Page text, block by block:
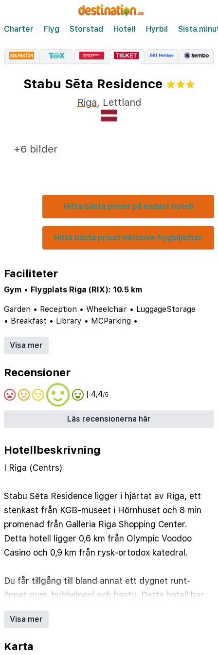
Charter Flyg Storstad Hotell Hyrbil Sista
Stabu Sēta Residence
Riga, Lettland
Hitta bästa priset på endast hotell
Hitta bästa priset inklusive flygbiljetter
+6 bilder
Faciliteter
Gym • Flygplats Riga (RIX): 10.5 km
Garden • Reception • Wheelchair • LuggageStorage
• Breakfast • Library • MCParking •
Breddphissdrrcentimeter
Konferenslokal
Konferenslokalensstorlekimeter
Visa mer
Recensioner
| 4,4/5
Läs recensionerna här
Hotellbeskrivning
I Riga (Centrs)
Stabu Sēta Residence ligger i hjärtat av Riga, ett
stenkast från KGB-museet i Hörnhuset och 8 min
promenad från Galleria Riga Shopping Center.
Detta hotell ligger 0,6 km från Olympic Voodoo
Casino och 0,9 km från rysk-ortodox katedral.
Du får tillgång till bland annat ett dygnet runt-
öppet gym, bubbelpool och bastu. Detta hotell har
även gratis wi-fi, hjälp med bokning av biljetter
och guidade turer och bankettsal.
Gäster har tillgång till bland annat reception
Visa mer
Karta